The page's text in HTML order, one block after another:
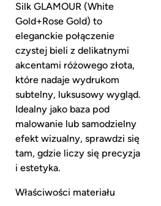
Silk GLAMOUR (White
Gold+Rose Gold) to
eleganckie połączenie
czystej bieli z delikatnymi
akcentami różowego złota,
które nadaje wydrukom
subtelny, luksusowy wygląd.
Idealny jako baza pod
malowanie lub samodzielny
efekt wizualny, sprawdzi się
tam, gdzie liczy się precyzja
i estetyka.
Właściwości materiału